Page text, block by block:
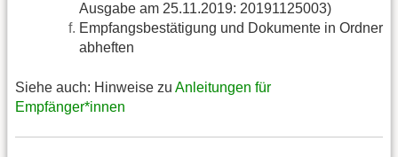
Ausgabe am 25.11.2019: 20191125003)
Empfangsbestätigung und Dokumente in Ordner
abheften
Siehe auch: Hinweise zu Anleitungen für
Empfänger*innen